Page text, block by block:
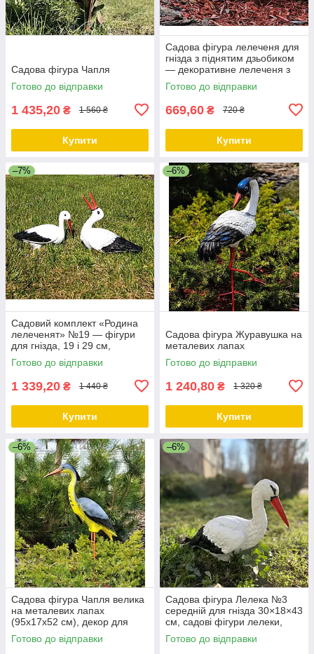
Cадова фігура Чапля
Готово до відправки
1 435,20 ₴ 1 560 ₴
Купити
Садова фігура лелеченя для
гнізда з піднятим дзьобиком
— декоративне лелеченя з
полістоуну, 29×11×32 см
Готово до відправки
669,60 ₴ 720 ₴
Купити
–7%
Садовий комплект «Родина
лелеченят» №19 — фігури
для гнізда, 19 і 29 см,
полістоун
Готово до відправки
1 339,20 ₴ 1 440 ₴
Купити
–6%
Садова фігура Журавушка на
металевих лапах
Готово до відправки
1 240,80 ₴ 1 320 ₴
Купити
–6%
Садова фігура Чапля велика
на металевих лапах
(95х17х52 см), декор для
саду, садові фігури з
полістоуну
Готово до відправки
–6%
Садова фігура Лелека №3
середній для гнізда 30×18×43
см, садові фігури лелеки,
лелеки садові, садово
паркові скульптури лелеки,
Готово до відправки